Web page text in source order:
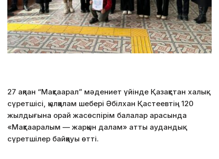
27 ақпан “Мақтаарал” мәдениет үйінде Қазақстан халық
сүретшісі, қылқалам шебері Әбілхан Қастеевтің 120
жылдығына орай жасөспірім балалар арасында
«Мақтааралым — жарқын далам» атты аудандық
сүретшілер байқауы өтті.